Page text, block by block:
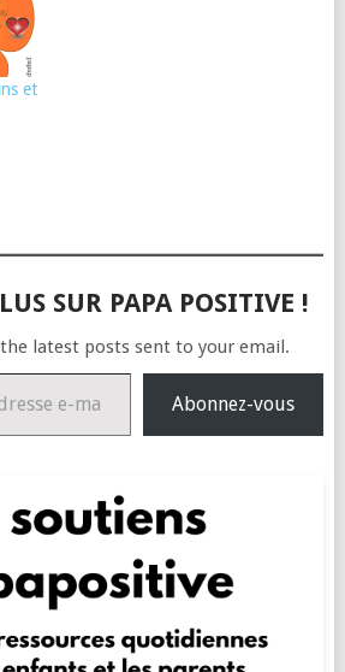
et
SUR PAPA POSITIVE !
latest posts sent to your email.
Abonnez-vous